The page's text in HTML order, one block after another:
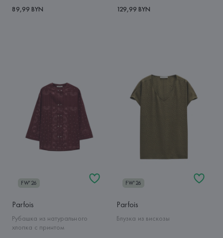
89,99 BYN
129,99 BYN
FW'26
Parfois
Рубашка из натурального
хлопка с принтом
FW'26
Parfois
Блузка из вискозы